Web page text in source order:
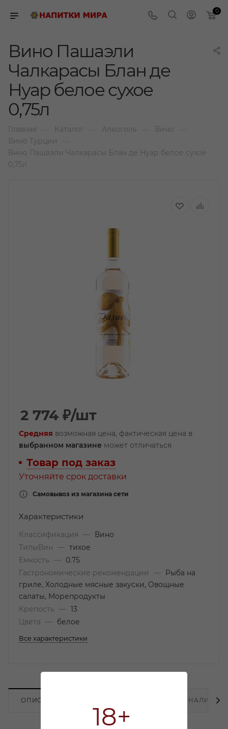
18+
0
Вино Пашаэли
Чалкарасы Блан де
Нуар белое сухое
0,75л
Главная Каталог Алкоголь Вино
Вино Турции
Вино Пашаэли Чалкарасы Блан де Нуар белое сухое
0,75л
2 774 ₽/шт
Средняя возможная цена, фактическая цена в
выбранном магазине может отличаться
Товар под заказ
Уточняйте срок доставки
Самовывоз из магазина сети
Характеристики
Классификация —
Вино
ТипыВин
— тихое
Емкость
—
0.75
Гастрономические рекомендации
—
Рыба на
гриле, Холодные мясные закуски, Овощные
салаты, Морепродукты
Крепость
— 13
Цвета
— белое
Все характеристики
ОПИСАНИЕ НАЛИЧИЕ